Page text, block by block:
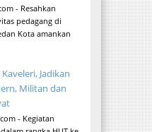
- Resahkan
pedagang di
Kota amankan
Jadikan
Militan dan
- Kegiatan